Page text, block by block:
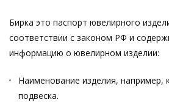
Бирка это паспорт ювелирного
соответствии с законом РФ и
информацию о ювелирном изделии:
Наименование изделия, например,
подвеска.